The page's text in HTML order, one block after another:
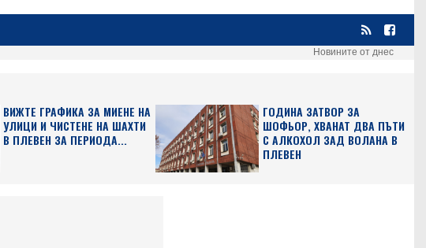
Новините от днес
ВИЖТЕ ГРАФИКА ЗА МИЕНЕ НА
УЛИЦИ И ЧИСТЕНЕ НА ШАХТИ
В ПЛЕВЕН ЗА ПЕРИОДА...
ГОДИНА ЗАТВОР ЗА
ШОФЬОР, ХВАНАТ ДВА ПЪТИ
С АЛКОХОЛ ЗАД ВОЛАНА В
ПЛЕВЕН